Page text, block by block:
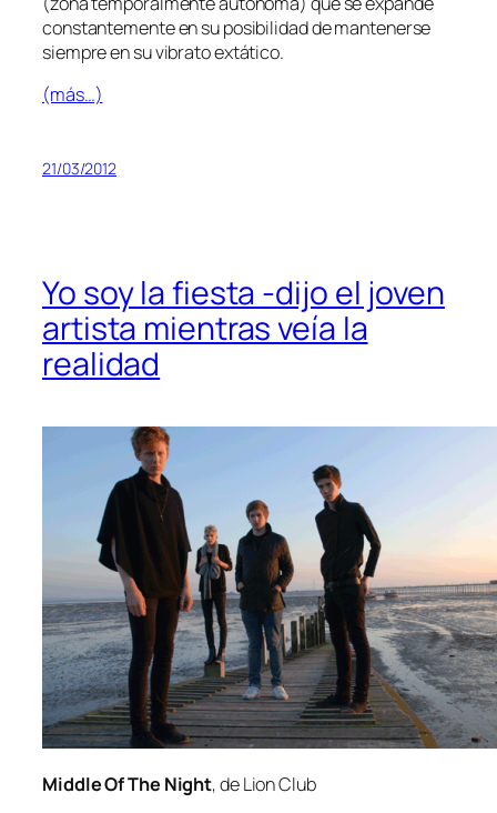
cons­tan­te­men­te en su po­si­bi­li­dad de man­te­ner­se
siem­pre en suvi­bra­toextático.
(más…)
21/03/2012
Yo soy la fiesta ‑dijo el joven
artista mientras veía la
realidad
Middle Of The Night, de Lion Club